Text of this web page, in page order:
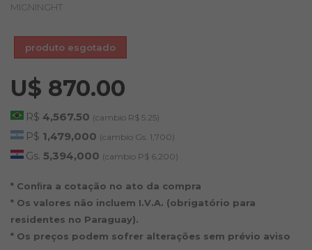
MIGNINGHT
produto esgotado
U$ 870.00
R$ 4,567.50 (cambio R$ 5.25)
P$ 1,479,000 (cambio Gs. 1,700)
Gs. 5,394,000 (cambio P$ 6,200)
* Conﬁra a cotação no ato da compra
* Os valores não incluem I.V.A. (obrigatório para
residentes no Paraguay).
* Os preços podem sofrer alterações sem prévio aviso